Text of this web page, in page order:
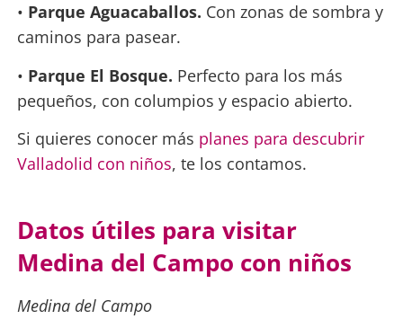
• Parque Aguacaballos. Con zonas de sombra y
caminos para pasear.
• Parque El Bosque. Perfecto para los más
pequeños, con columpios y espacio abierto.
Si quieres conocer más planes para descubrir
Valladolid con niños, te los contamos.
Datos útiles para visitar
Medina del Campo con niños
Medina del Campo